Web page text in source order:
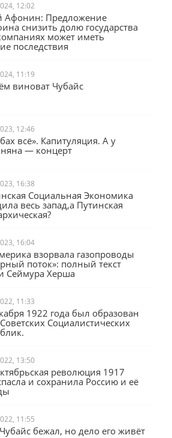
12:02
Предложение
снизить долю государства
может иметь
последствия
11:19
виноват Чубайс
12:46
всё». Капитуляция. А у
— концерт
16:38
Социальная Экономика
весь запад,а Путинская
16:04
взорвала газопроводы
поток»: полный текст
Сеймура Херша
11:33
1922 года был образован
Социалистических
13:50
революция 1917
и сохранила Россию и её
11:55
бежал, но дело его живёт